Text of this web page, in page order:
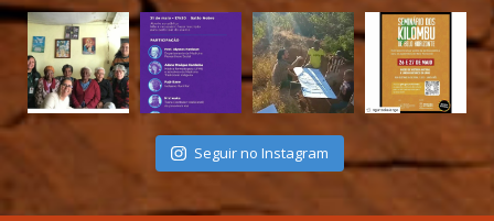
Seguir no Instagram